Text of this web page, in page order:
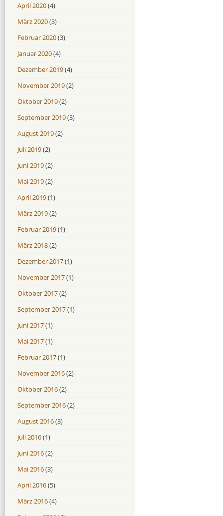
April 2020(4)
März 2020(3)
Februar 2020(3)
Januar 2020(4)
Dezember 2019(4)
November 2019(2)
Oktober 2019(2)
September 2019(3)
August 2019(2)
Juli 2019(2)
Juni 2019(2)
Mai 2019(2)
April 2019(1)
März 2019(2)
Februar 2019(1)
März 2018(2)
Dezember 2017(1)
November 2017(1)
Oktober 2017(2)
September 2017(1)
Juni 2017(1)
Mai 2017(1)
Februar 2017(1)
November 2016(2)
Oktober 2016(2)
September 2016(2)
August 2016(3)
Juli 2016(1)
Juni 2016(2)
Mai 2016(3)
April 2016(5)
März 2016(4)